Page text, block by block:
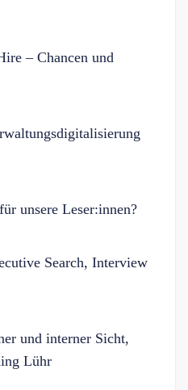
– Chancen und
unsere Leser:innen?
Search, Interview
und interner Sicht,
Lühr